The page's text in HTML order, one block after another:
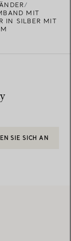
MIT
IN SILBER MIT
SIE SICH AN